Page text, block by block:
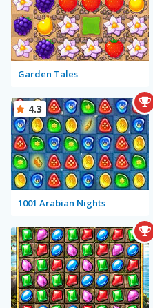
Garden Tales
1001 Arabian Nights
4.3